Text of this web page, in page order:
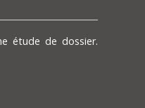
étude de dossier.